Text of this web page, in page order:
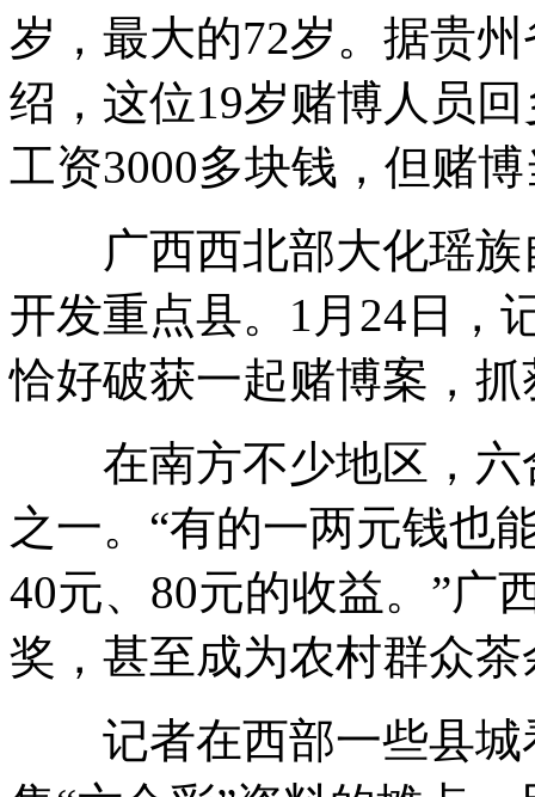
岁，最大的72岁。据贵
绍，这位19岁赌博人员
工资3000多块钱，但赌
广西西北部大化瑶族
开发重点县。1月24日，
恰好破获一起赌博案，
在南方不少地区，六
之一。“有的一两元钱也
40元、80元的收益。”广
奖，甚至成为农村群众
记者在西部一些县城